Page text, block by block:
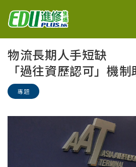
物流長期人手短缺
「過往資歷認可」機
專題